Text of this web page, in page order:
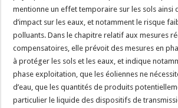
mentionne un effet temporaire sur les sols ainsi
d’impact sur les eaux, et notamment le risque
polluants. Dans le chapitre relatif aux mesures
compensatoires, elle prévoit des mesures en
à protéger les sols et les eaux, et indique
phase exploitation, que les éoliennes ne
d’eau, que les quantités de produits
particulier le liquide des dispositifs de